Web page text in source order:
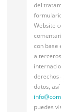
del
Website
con base
a
derechos
datos,
info@
puedes